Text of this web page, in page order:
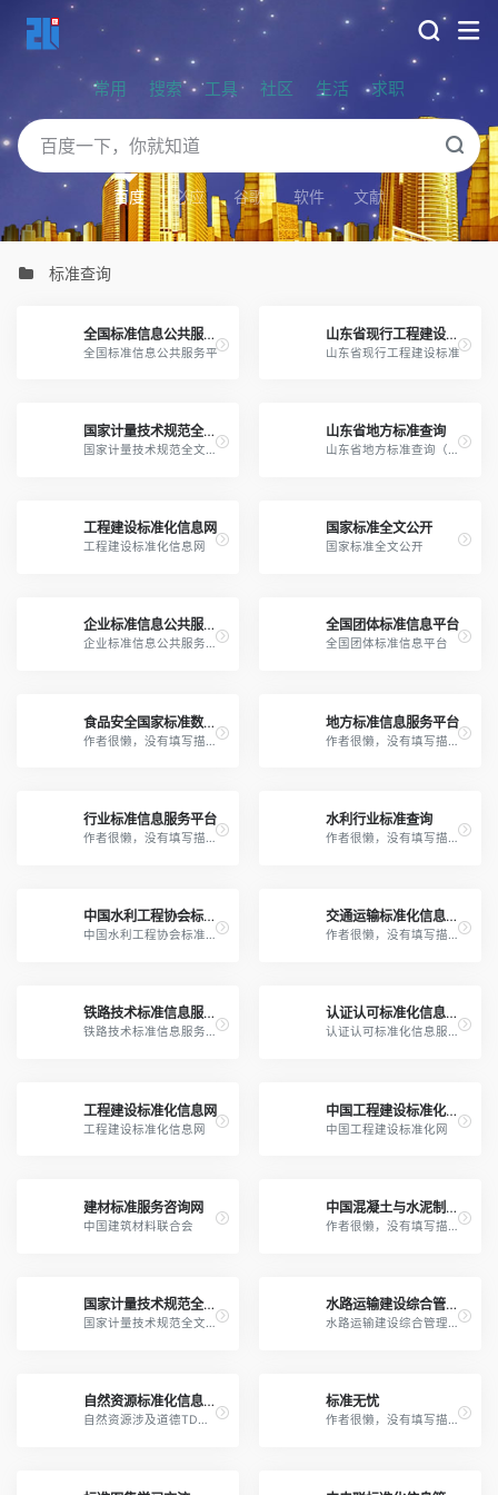
常用 搜索 工具 社区 生活 求职
百度 必应 谷歌 软件 文献
标准查询
全国标准信息公共服务平
全国标准信息公共服务平
山东省现行工程建设标准
山东省现行工程建设标准
国家计量技术规范全文公开系统
国家计量技术规范全文公开系统
山东省地方标准查询
山东省地方标准查询（不包含建设工程）
工程建设标准化信息网
工程建设标准化信息网
国家标准全文公开
国家标准全文公开
企业标准信息公共服务平台
企业标准信息公共服务平台
全国团体标准信息平台
全国团体标准信息平台
食品安全国家标准数据检索平台
作者很懒，没有填写描述。
地方标准信息服务平台
作者很懒，没有填写描述。
行业标准信息服务平台
作者很懒，没有填写描述。
水利行业标准查询
作者很懒，没有填写描述。
中国水利工程协会标准管理平台
中国水利工程协会标准管理平台
交通运输标准化信息系统
作者很懒，没有填写描述。
铁路技术标准信息服务平台
铁路技术标准信息服务平台
认证认可标准化信息服务平台
认证认可标准化信息服务平台
工程建设标准化信息网
工程建设标准化信息网
中国工程建设标准化协会标准查询
中国工程建设标准化网
建材标准服务咨询网
中国建筑材料联合会
中国混凝土与水泥制品协会标准
作者很懒，没有填写描述。
国家计量技术规范全文公开系统
国家计量技术规范全文公开系统
水路运输建设综合管理信息系统
水路运输建设综合管理信息系统
自然资源标准化信息服务平台
自然资源涉及道德TD、DZ、CH、HY、GB标准
标准无忧
作者很懒，没有填写描述。